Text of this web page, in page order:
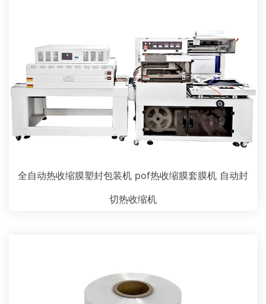
全自动热收缩膜塑封包装机 pof热收缩膜套膜机 自动封
切热收缩机